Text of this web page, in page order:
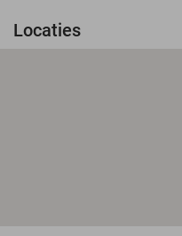
Locaties